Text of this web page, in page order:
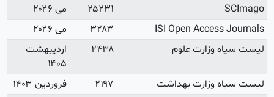
می ۲۰۲۶
می ۲۰۲۶
اردیبهشت
فروردین ۱۴۰۳